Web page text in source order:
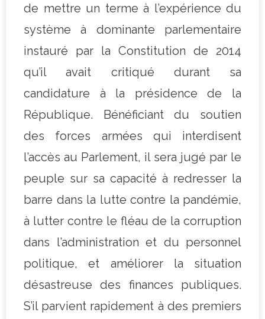
de mettre un terme à l’expérience du
système à dominante parlementaire
instauré par la Constitution de 2014
qu’il avait critiqué durant sa
candidature à la présidence de la
République. Bénéficiant du soutien
des forces armées qui interdisent
l’accès au Parlement, il sera jugé par le
peuple sur sa capacité à redresser la
barre dans la lutte contre la pandémie,
à lutter contre le fléau de la corruption
dans l’administration et du personnel
politique, et améliorer la situation
désastreuse des finances publiques.
S’il parvient rapidement à des premiers